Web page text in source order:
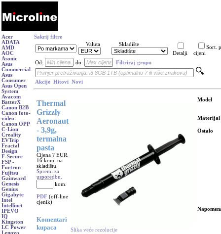
Acer
ADATA
AMD
AOC
Asonic
Asus
Commercial
Asus
Consumer
Asus Open
System
Avacom
BatterX
Canon B2B
Canon foto-
video
Canon OPP
C-Lion
Creality
EVTrip
Fractal
Design
F-Secure
FSP -
Fortron
Fujitsu
Gainward
Genesis
Genius
Gigabyte
Intel
Intellinet
IPEVO
IQ
Kingston
LC Power
Lenovo
Sakrij filtre
Valuta
Skladište
Detalji
Sort.
cijeni
Od:
do: Filtriraj grupu
Akcije Hitovi Novi
Thermal
Grizzly
Aeronaut
- 3,9g,
termalna
pasta
Cijena ? EUR.
16 kom. na
skladištu.
Spremi za
usporedbu.
kom.
PDF (off-line
cjenik)
Komentari
kupaca
Slika veće rezolucije
Model
Materijal
Ostalo